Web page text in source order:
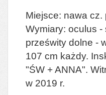
Miejsce: nawa cz.
Wymiary: oculus -
prześwity dolne -
107 cm każdy.
"ŚW + ANNA".
w 2019 r.